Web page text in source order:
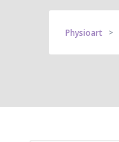
Physioart >